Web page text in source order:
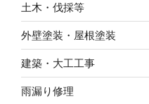
土木・伐採等
外壁塗装・屋根塗装
建築・大工工事
雨漏り修理